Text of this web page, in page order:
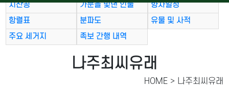
지산공
가문을 빛낸 인물
향사일정
항렬표
분파도
유물 및 사적
주요 세거지
족보 간행 내역
나주최씨유래
HOME > 나주최씨유래